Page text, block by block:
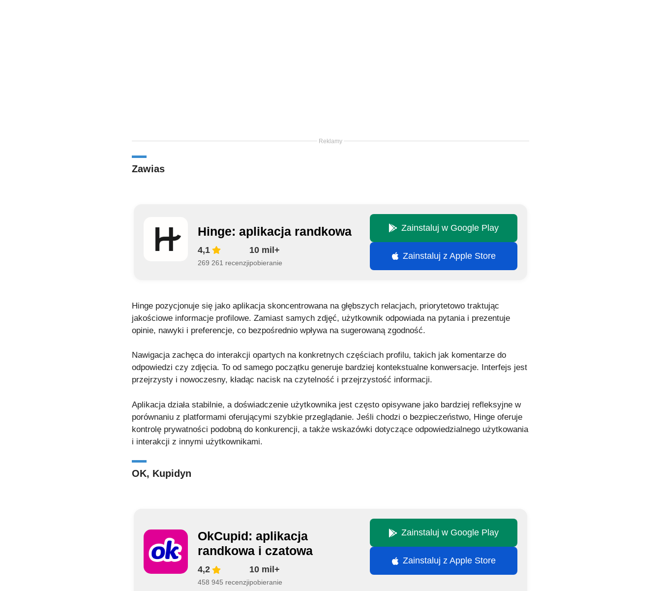
Reklamy
Zawias
Hinge: aplikacja randkowa
4,1
269 261 recenzji
10 mil+
pobieranie
Zainstaluj w Google Play
Zainstaluj z Apple Store
Hinge pozycjonuje się jako aplikacja skoncentrowana na głębszych relacjach, priorytetowo traktując
jakościowe informacje profilowe. Zamiast samych zdjęć, użytkownik odpowiada na pytania i prezentuje
opinie, nawyki i preferencje, co bezpośrednio wpływa na sugerowaną zgodność.
Nawigacja zachęca do interakcji opartych na konkretnych częściach profilu, takich jak komentarze do
odpowiedzi czy zdjęcia. To od samego początku generuje bardziej kontekstualne konwersacje. Interfejs jest
przejrzysty i nowoczesny, kładąc nacisk na czytelność i przejrzystość informacji.
Aplikacja działa stabilnie, a doświadczenie użytkownika jest często opisywane jako bardziej refleksyjne w
porównaniu z platformami oferującymi szybkie przeglądanie. Jeśli chodzi o bezpieczeństwo, Hinge oferuje
kontrolę prywatności podobną do konkurencji, a także wskazówki dotyczące odpowiedzialnego użytkowania
i interakcji z innymi użytkownikami.
OK, Kupidyn
OkCupid: aplikacja
randkowa i czatowa
4,2
458 945 recenzji
10 mil+
pobieranie
Zainstaluj w Google Play
Zainstaluj z Apple Store